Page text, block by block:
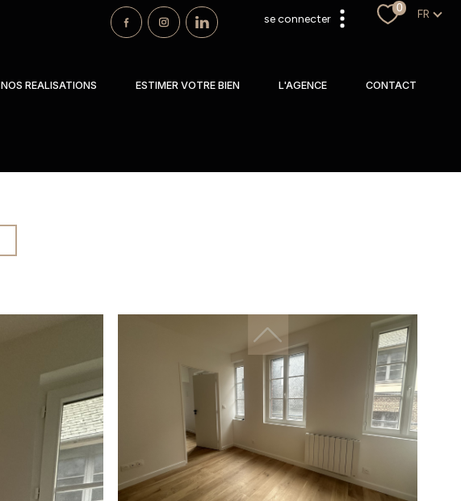
se connecter
0 Langue
FR
NOS REALISATIONS ESTIMER VOTRE BIEN L'AGENCE CONTACT